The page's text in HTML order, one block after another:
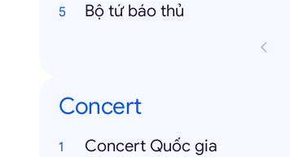
Bộ tứ báo thủ
Concert
Concert Quốc gia